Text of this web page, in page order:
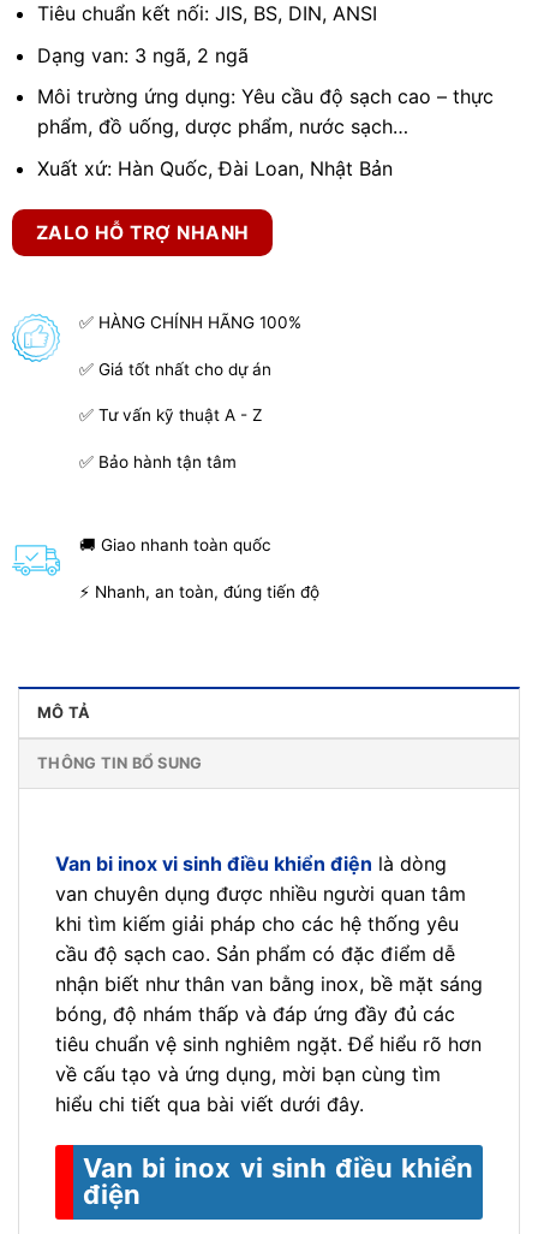
Tiêu chuẩn kết nối: JIS, BS, DIN, ANSI
Dạng van: 3 ngã, 2 ngã
Môi trường ứng dụng: Yêu cầu độ sạch cao – thực
phẩm, đồ uống, dược phẩm, nước sạch…
Xuất xứ: Hàn Quốc, Đài Loan, Nhật Bản
ZALO HỖ TRỢ NHANH
✅ HÀNG CHÍNH HÃNG 100%
✅ Giá tốt nhất cho dự án
✅ Tư vấn kỹ thuật A - Z
✅ Bảo hành tận tâm
🚚 Giao nhanh toàn quốc
⚡ Nhanh, an toàn, đúng tiến độ
MÔ TẢ
THÔNG TIN BỔ SUNG
Van bi inox vi sinh điều khiển điện là dòng
van chuyên dụng được nhiều người quan tâm
khi tìm kiếm giải pháp cho các hệ thống yêu
cầu độ sạch cao. Sản phẩm có đặc điểm dễ
nhận biết như thân van bằng inox, bề mặt sáng
bóng, độ nhám thấp và đáp ứng đầy đủ các
tiêu chuẩn vệ sinh nghiêm ngặt. Để hiểu rõ hơn
về cấu tạo và ứng dụng, mời bạn cùng tìm
hiểu chi tiết qua bài viết dưới đây.
Van bi inox vi sinh điều khiển
điện